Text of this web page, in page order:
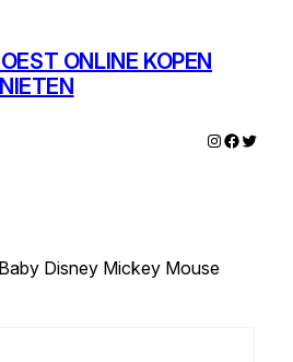
ONLINE KOPEN
Instagram
Twitter
Disney Mickey Mouse